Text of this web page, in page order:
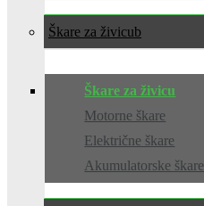
Škare za živicu
Škare za živicu
Motorne škare
Električne škare
Akumulatorske škare